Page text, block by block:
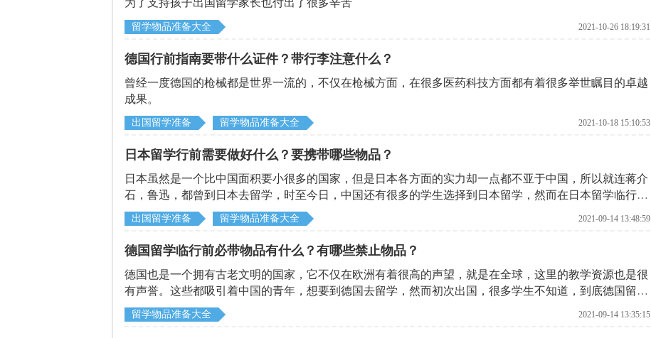
为了支持孩子出国留学家长也付出了很多辛苦
留学物品准备大全 2021-10-26 18:19:31
德国行前指南要带什么证件？带行李注意什么？
曾经一度德国的枪械都是世界一流的，不仅在枪械方面，在很多医药科技方面都有着很多举世瞩目的卓越
成果。
出国留学准备 留学物品准备大全 2021-10-18 15:10:53
日本留学行前需要做好什么？要携带哪些物品？
日本虽然是一个比中国面积要小很多的国家，但是日本各方面的实力却一点都不亚于中国，所以就连蒋介
石，鲁迅，都曾到日本去留学，时至今日，中国还有很多的学生选择到日本留学，然而在日本留学临行前
需要做哪些准备呢？
出国留学准备 留学物品准备大全 2021-09-14 13:48:59
德国留学临行前必带物品有什么？有哪些禁止物品？
德国也是一个拥有古老文明的国家，它不仅在欧洲有着很高的声望，就是在全球，这里的教学资源也是很
有声誉。这些都吸引着中国的青年，想要到德国去留学，然而初次出国，很多学生不知道，到底德国留学
临行前需要准备什么？
留学物品准备大全 2021-09-14 13:35:15